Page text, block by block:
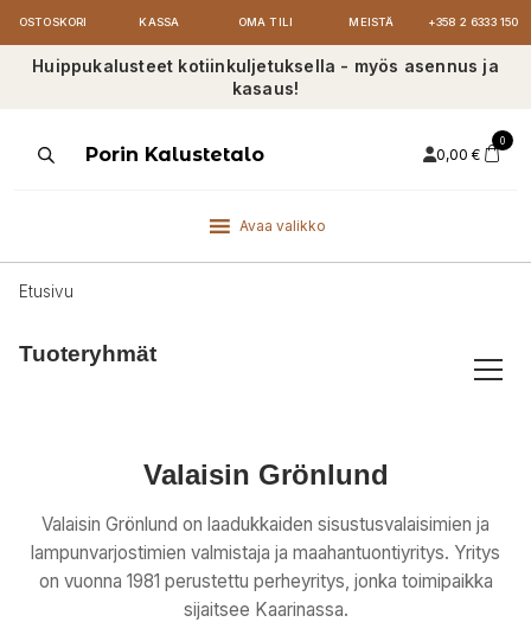
OSTOSKORI KASSA OMA TILI MEISTÄ +358 2 6333 150
Huippukalusteet kotiinkuljetuksella - myös asennus ja
kasaus!
ProductsPorin Kalustetalo 0,00 €
0
Avaa valikko
Etusivu
Tuoteryhmät
Valaisin Grönlund
Valaisin Grönlund on laadukkaiden sisustusvalaisimien ja
lampunvarjostimien valmistaja ja maahantuontiyritys. Yritys
on vuonna 1981 perustettu perheyritys, jonka toimipaikka
sijaitsee Kaarinassa.